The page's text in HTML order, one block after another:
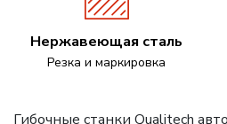
Нержавеющая сталь
Резка и маркировка
Гибочные станки Qualitech